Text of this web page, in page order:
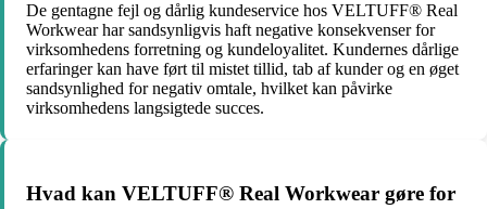
De gentagne fejl og dårlig kundeservice hos VELTUFF® Real
Workwear har sandsynligvis haft negative konsekvenser for
virksomhedens forretning og kundeloyalitet. Kundernes dårlige
erfaringer kan have ført til mistet tillid, tab af kunder og en øget
sandsynlighed for negativ omtale, hvilket kan påvirke
virksomhedens langsigtede succes.
Hvad kan VELTUFF® Real Workwear gøre for